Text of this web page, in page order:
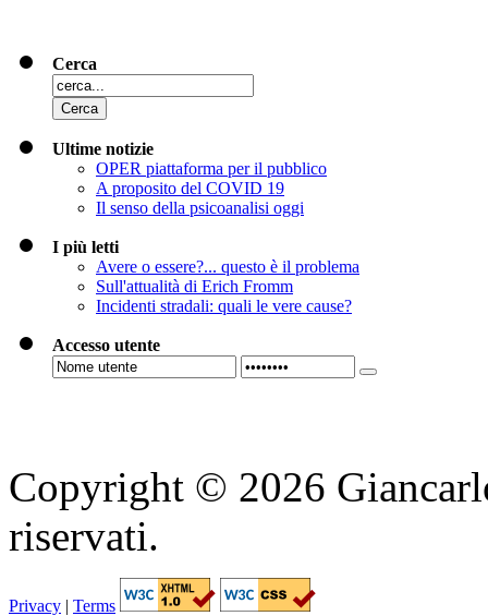
Cerca
Ultime notizie
OPER piattaforma per il pubblico
A proposito del COVID 19
Il senso della psicoanalisi oggi
I più letti
Avere o essere?... questo è il problema
Sull'attualità di Erich Fromm
Incidenti stradali: quali le vere cause?
Accesso utente
Copyright © 2026
riservati.
Privacy | Terms